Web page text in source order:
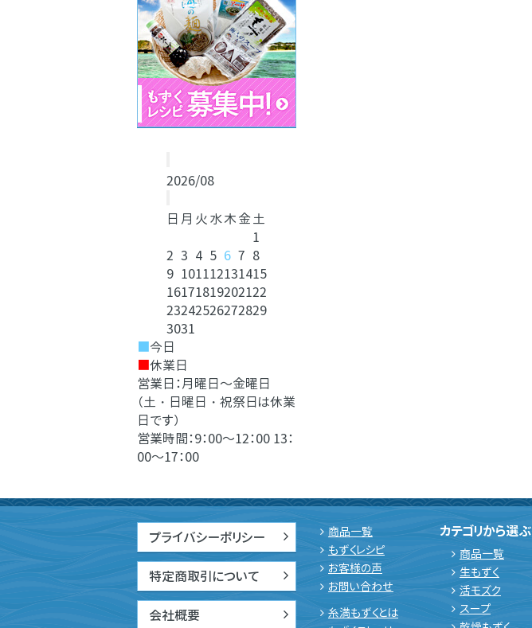
2026/08
日 月 火水木金土
1
2 3 4 5 6 7 8
9 101112131415
16171819202122
23242526272829
3031
■今日
■休業日
営業日：月曜日～金曜日
（土・日曜日・祝祭日は休業
日です）
営業時間：9：00～12：00 13：
00～17：00
プライバシーポリシー
特定商取引について
会社概要
商品一覧
もずくレシピ
お客様の声
お問い合わせ
糸満もずくとは
カテゴリから選ぶ
商品一覧
生もずく
活モズク
スープ